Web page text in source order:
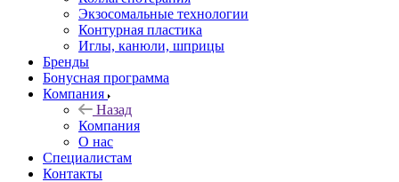
Экзосомальные технологии
Контурная пластика
Иглы, канюли, шприцы
Бренды
Бонусная программа
Компания
Назад
Компания
О нас
Специалистам
Контакты